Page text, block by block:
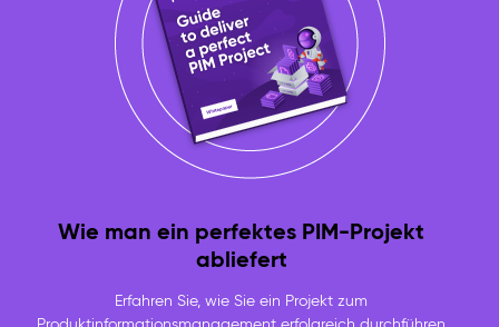
Wie man ein perfektes PIM-Projekt
abliefert
Erfahren Sie, wie Sie ein Projekt zum